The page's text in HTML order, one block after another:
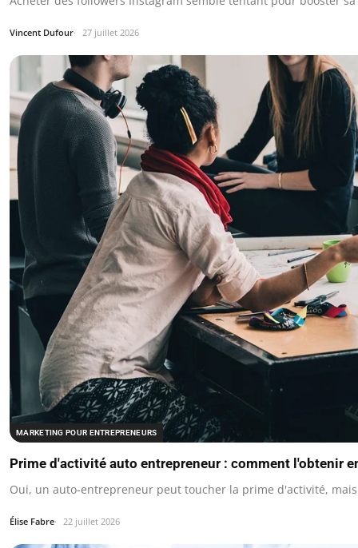
Vincent Dufour 27 juillet 2026
MARKETING POUR ENTREPRENEURS
Prime d'activité auto entrepreneur : comment l'obtenir
Oui, un auto-entrepreneur peut toucher la prime d'activité,
Élise Fabre 22 juillet 2026